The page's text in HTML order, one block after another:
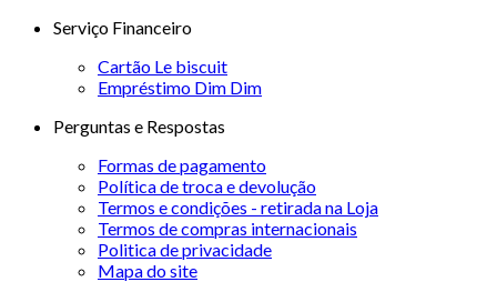
Serviço Financeiro
Cartão Le biscuit
Empréstimo Dim Dim
Perguntas e Respostas
Formas de pagamento
Política de troca e devolução
Termos e condições - retirada na Loja
Termos de compras internacionais
Politica de privacidade
Mapa do site